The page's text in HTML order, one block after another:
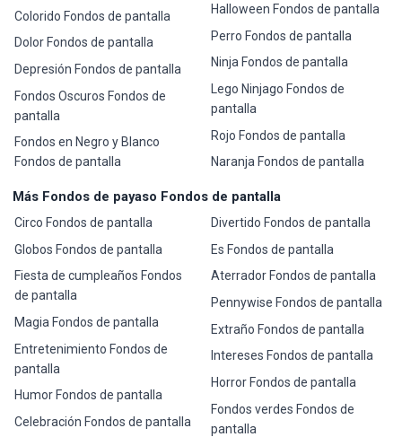
Colorido Fondos de pantalla
Dolor Fondos de pantalla
Depresión Fondos de pantalla
Fondos Oscuros Fondos de
pantalla
Fondos en Negro y Blanco
Fondos de pantalla
Halloween Fondos de pantalla
Perro Fondos de pantalla
Ninja Fondos de pantalla
Lego Ninjago Fondos de
pantalla
Rojo Fondos de pantalla
Naranja Fondos de pantalla
Más Fondos de payaso Fondos de pantalla
Circo Fondos de pantalla
Globos Fondos de pantalla
Fiesta de cumpleaños Fondos
de pantalla
Magia Fondos de pantalla
Entretenimiento Fondos de
pantalla
Humor Fondos de pantalla
Celebración Fondos de pantalla
Divertido Fondos de pantalla
Es Fondos de pantalla
Aterrador Fondos de pantalla
Pennywise Fondos de pantalla
Extraño Fondos de pantalla
Intereses Fondos de pantalla
Horror Fondos de pantalla
Fondos verdes Fondos de
pantalla